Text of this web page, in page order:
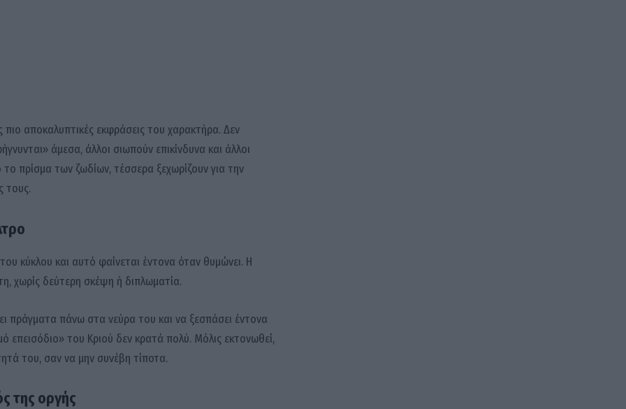
αποκαλυπτικές εκφράσεις του χαρακτήρα. Δεν
άμεσα, άλλοι σιωπούν επικίνδυνα και άλλοι
πρίσμα των ζωδίων, τέσσερα ξεχωρίζουν για την
τους.
κύκλου και αυτό φαίνεται έντονα όταν θυμώνει. Η
χωρίς δεύτερη σκέψη ή διπλωματία.
πράγματα πάνω στα νεύρα του και να ξεσπάσει έντονα
του Κριού δεν κρατά πολύ. Μόλις εκτονωθεί,
του, σαν να μην συνέβη τίποτα.
της οργής